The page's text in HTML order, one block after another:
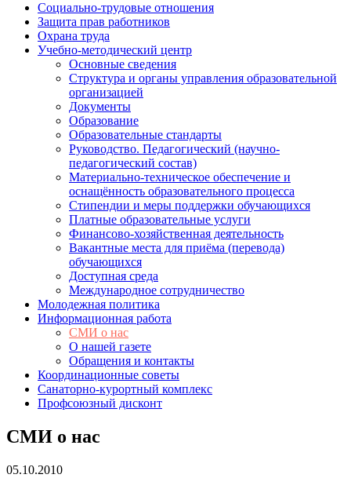
Социально-трудовые отношения
Защита прав работников
Охрана труда
Учебно-методический центр
Основные сведения
Структура и органы управления образовательной
организацией
Документы
Образование
Образовательные стандарты
Руководство. Педагогический (научно-
педагогический состав)
Материально-техническое обеспечение и
оснащённость образовательного процесса
Стипендии и меры поддержки обучающихся
Платные образовательные услуги
Финансово-хозяйственная деятельность
Вакантные места для приёма (перевода)
обучающихся
Доступная среда
Международное сотрудничество
Молодежная политика
Информационная работа
СМИ о нас
О нашей газете
Обращения и контакты
Координационные советы
Санаторно-курортный комплекс
Профсоюзный дисконт
СМИ о нас
05.10.2010